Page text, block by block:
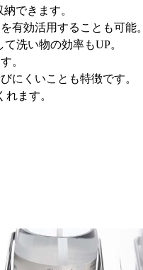
できます。
有効活用することも可能。
洗い物の効率もUP。
。
にくいことも特徴です。
ます。